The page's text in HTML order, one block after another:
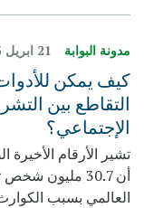
مدونة البوابة 21 ابريل 2023
كيف يمكن
التقاطع بين
الإجتماعي؟
تشير الأرقام الأخيرة
العالمي بسبب الكوارث